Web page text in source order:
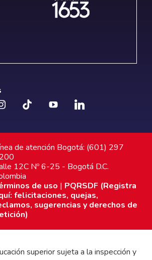
de atención Bogotá: (601) 297
12C Nº 6-25 - Bogotá D.C.
de uso | PQRSDF (Registra
felicitaciones, quejas,
sugerencias y derechos de
superior sujeta a la inspección y